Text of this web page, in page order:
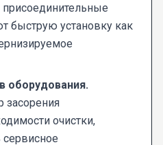
быструю установку как
оборудования.
засорения
очистки,
сервисное